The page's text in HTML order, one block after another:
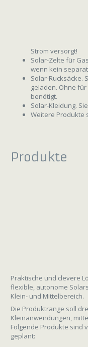
Strom versorgt!
Solar-Zelte für
wenn kein
Solar-Rucksäcke.
geladen. Ohne
benötigt.
Solar-Kleidung.
Weitere Produkte
Produkte
Praktische und clevere
flexible, autonome
Klein- und Mittelbereich.
Die Produktrange soll
Kleinanwendungen,
Folgende Produkte sind
geplant: